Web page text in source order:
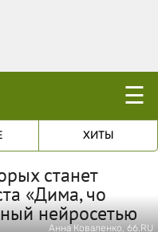
☰
ХИТЫ
станет
«Дима, чо
нейросетью
Анна Коваленко, 66.RU